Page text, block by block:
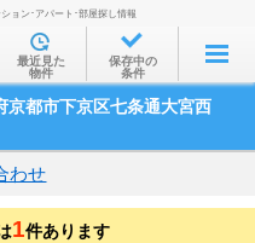
す
・駅から
場から
通学時間から
ョン･アパート･部屋探し情報
最近見た
物件
保存中の
条件
京都市下京区七条通大宮西
わせ
1件あります